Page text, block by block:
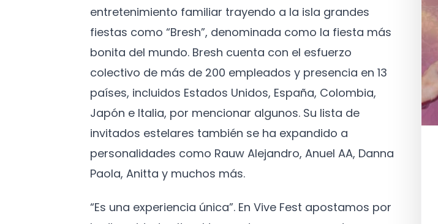
entretenimiento familiar trayendo a la isla grandes
fiestas como “Bresh”, denominada como la fiesta más
bonita del mundo. Bresh cuenta con el esfuerzo
colectivo de más de 200 empleados y presencia en 13
países, incluidos Estados Unidos, España, Colombia,
Japón e Italia, por mencionar algunos. Su lista de
invitados estelares también se ha expandido a
personalidades como Rauw Alejandro, Anuel AA, Danna
Paola, Anitta y muchos más.
“Es una experiencia única”. En Vive Fest apostamos por